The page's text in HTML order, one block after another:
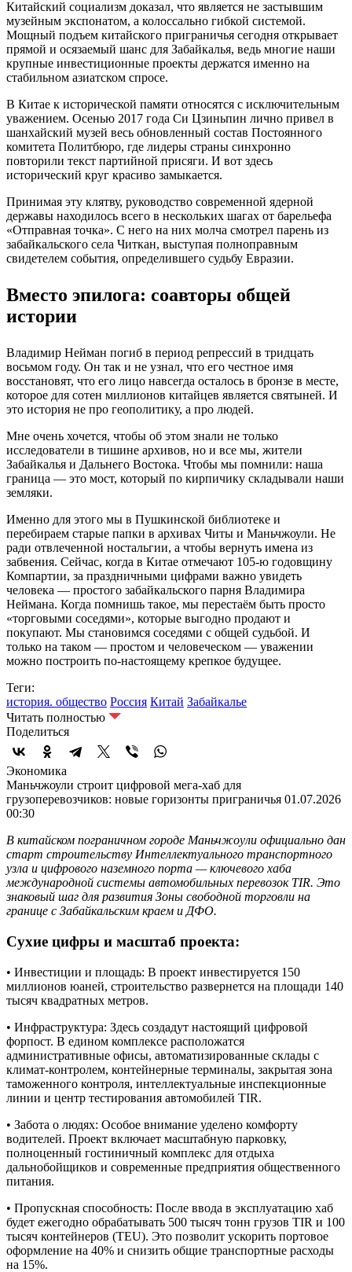
Китайский социализм доказал, что является не застывшим
музейным экспонатом, а колоссально гибкой системой.
Мощный подъем китайского приграничья сегодня открывает
прямой и осязаемый шанс для Забайкалья, ведь многие наши
крупные инвестиционные проекты держатся именно на
стабильном азиатском спросе.
В Китае к исторической памяти относятся с исключительным
уважением. Осенью 2017 года Си Цзиньпин лично привел в
шанхайский музей весь обновленный состав Постоянного
комитета Политбюро, где лидеры страны синхронно
повторили текст партийной присяги. И вот здесь
исторический круг красиво замыкается.
Принимая эту клятву, руководство современной ядерной
державы находилось всего в нескольких шагах от барельефа
«Отправная точка». С него на них молча смотрел парень из
забайкальского села Читкан, выступая полноправным
свидетелем события, определившего судьбу Евразии.
Вместо эпилога: соавторы общей
истории
Владимир Нейман погиб в период репрессий в тридцать
восьмом году. Он так и не узнал, что его честное имя
восстановят, что его лицо навсегда осталось в бронзе в месте,
которое для сотен миллионов китайцев является святыней. И
это история не про геополитику, а про людей.
Мне очень хочется, чтобы об этом знали не только
исследователи в тишине архивов, но и все мы, жители
Забайкалья и Дальнего Востока. Чтобы мы помнили: наша
граница — это мост, который по кирпичику складывали наши
земляки.
Именно для этого мы в Пушкинской библиотеке и
перебираем старые папки в архивах Читы и Маньчжоули. Не
ради отвлеченной ностальгии, а чтобы вернуть имена из
забвения. Сейчас, когда в Китае отмечают 105-ю годовщину
Компартии, за праздничными цифрами важно увидеть
человека — простого забайкальского парня Владимира
Неймана. Когда помнишь такое, мы перестаём быть просто
«торговыми соседями», которые выгодно продают и
покупают. Мы становимся соседями с общей судьбой. И
только на таком — простом и человеческом — уважении
можно построить по-настоящему крепкое будущее.
Теги:
история. общество Россия Китай Забайкалье
Читать полностью
Поделиться
Экономика
Маньчжоули строит цифровой мега-хаб для
грузоперевозчиков: новые горизонты приграничья 01.07.2026
00:30
В китайском пограничном городе Маньчжоули официально дан
старт строительству Интеллектуального транспортного
узла и цифрового наземного порта — ключевого хаба
международной системы автомобильных перевозок TIR. Это
знаковый шаг для развития Зоны свободной торговли на
границе с Забайкальским краем и ДФО.
Сухие цифры и масштаб проекта:
• Инвестиции и площадь: В проект инвестируется 150
миллионов юаней, строительство развернется на площади 140
тысяч квадратных метров.
• Инфраструктура: Здесь создадут настоящий цифровой
форпост. В едином комплексе расположатся
административные офисы, автоматизированные склады с
климат-контролем, контейнерные терминалы, закрытая зона
таможенного контроля, интеллектуальные инспекционные
линии и центр тестирования автомобилей TIR.
• Забота о людях: Особое внимание уделено комфорту
водителей. Проект включает масштабную парковку,
полноценный гостиничный комплекс для отдыха
дальнобойщиков и современные предприятия общественного
питания.
• Пропускная способность: После ввода в эксплуатацию хаб
будет ежегодно обрабатывать 500 тысяч тонн грузов TIR и 100
тысяч контейнеров (TEU). Это позволит ускорить портовое
оформление на 40% и снизить общие транспортные расходы
на 15%.